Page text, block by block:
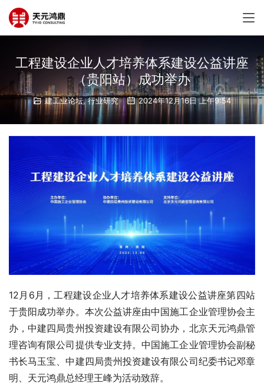
工程建设企业人才培养体系建设公益讲座
（贵阳站）成功举办
建工业论坛,行业研究 2024年12月16日 上午9:54
12月6月，工程建设企业人才培养体系建设公益讲座第四站
于贵阳成功举办。本次公益讲座由中国施工企业管理协会主
办，中建四局贵州投资建设有限公司协办，北京天元鸿鼎管
理咨询有限公司提供专业支持。中国施工企业管理协会副秘
书长马玉宝、中建四局贵州投资建设有限公司纪委书记邓章
明、天元鸿鼎总经理王峰为活动致辞。